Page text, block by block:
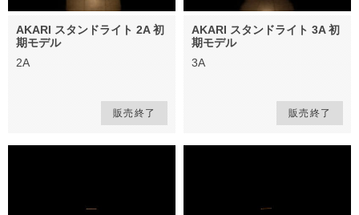
AKARI スタンドライト 2A 初
期モデル
2A
販売終了
AKARI スタンドライト 3A 初
期モデル
3A
販売終了